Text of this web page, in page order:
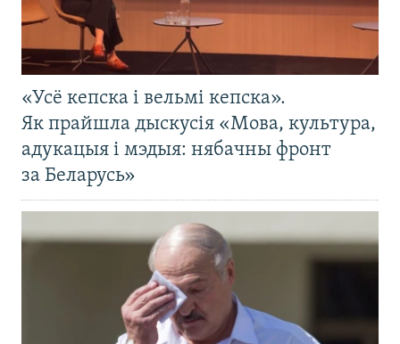
«Усё кепска і вельмі кепска».
Як прайшла дыскусія «Мова, культура,
адукацыя і мэдыя: нябачны фронт
за Беларусь»